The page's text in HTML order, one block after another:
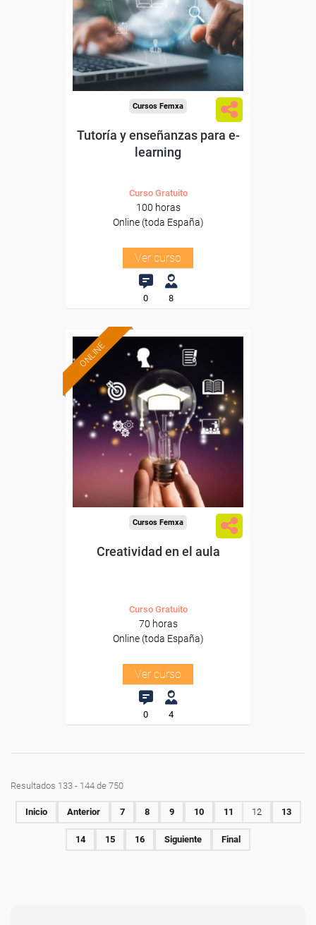
Para desempleados,
trabajadores y autónomos.
Sector
-Educación.
Cursos Femxa
Tutoría y enseñanzas para e-
learning
Curso Gratuito
100 horas
Online (toda España)
Ver curso
0 8
ONLINE
Formación 100%
subvencionada.
Para desempleados,
trabajadores y autónomos.
Sector
-Educación.
Cursos Femxa
Creatividad en el aula
Curso Gratuito
70 horas
Online (toda España)
Ver curso
0 4
Resultados 133 - 144 de 750
Inicio Anterior 7 8 9 10 11 12 13
14 15 16 Siguiente Final